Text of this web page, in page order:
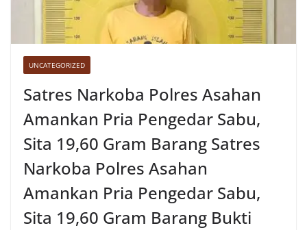
UNCATEGORIZED
Satres Narkoba Polres Asahan
Amankan Pria Pengedar Sabu,
Sita 19,60 Gram Barang Satres
Narkoba Polres Asahan
Amankan Pria Pengedar Sabu,
Sita 19,60 Gram Barang Bukti